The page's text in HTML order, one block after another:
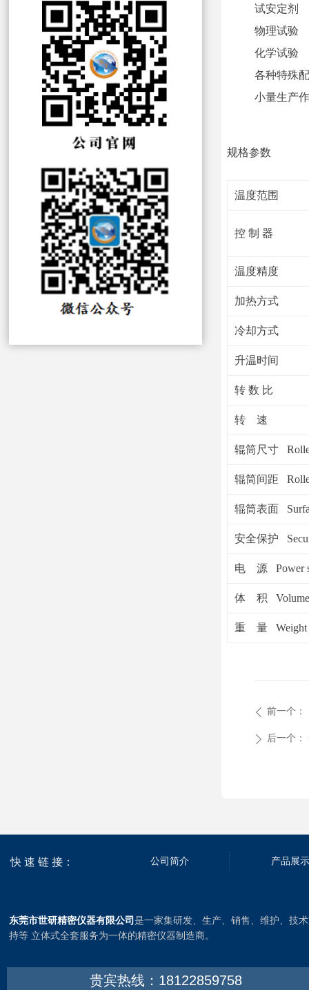
试安定剂
物理试验
化学试验
各种特殊
小量生产
规格参数
温度范围
控 制 器
温度精度
加热方式
冷却方式
升温时间
转 数 比
转 速
辊筒尺寸
辊筒间距
辊筒表面
安全保护
电 源 Power
体 积 Volume
重 量 Weight
ꄴ 前一个：
ꄲ 后一个：
东莞市世研精密仪器有限公司 是一家集研发、生产、销售、维护、技
持等 立体式全套服务为一体的精密仪器制造商。
贵宾热线：18122859758
快 速 链 接： 公司简介 产品展示